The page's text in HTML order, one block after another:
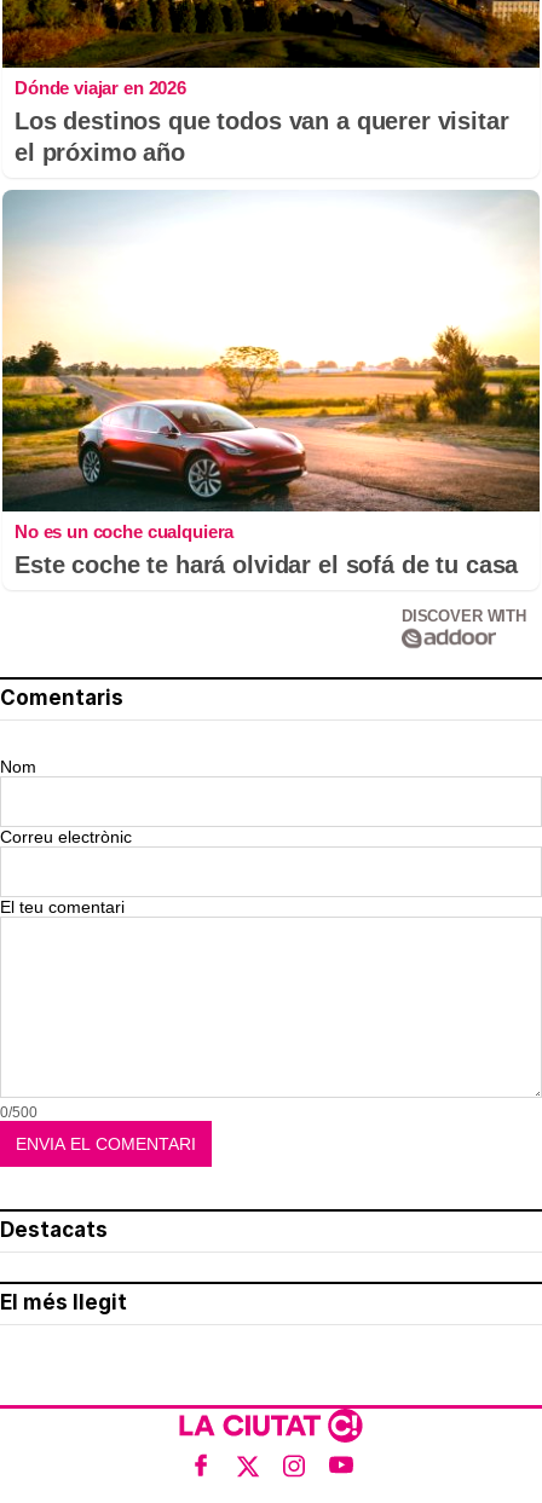
Dónde viajar en 2026
Los destinos que todos van a querer visitar
el próximo año
No es un coche cualquiera
Este coche te hará olvidar el sofá de tu casa
DISCOVER WITH
Comentaris
Nom
Correu electrònic
El teu comentari
0/500
Destacats
El més llegit